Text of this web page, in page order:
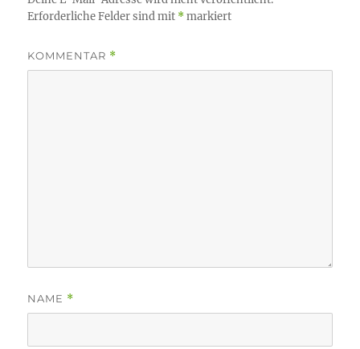
Erforderliche Felder sind mit *markiert
KOMMENTAR *
NAME *